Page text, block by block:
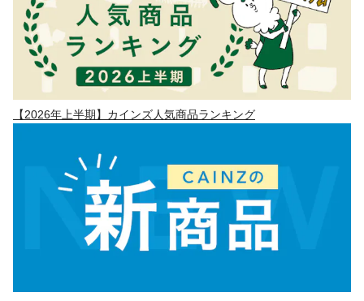
【2026年上半期】カインズ人気商品ランキング